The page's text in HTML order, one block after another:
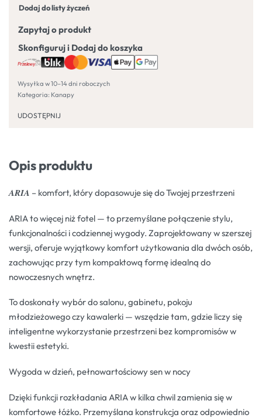
Dodaj do listy życzeń
Zapytaj o produkt
Skonfiguruj i Dodaj do koszyka
Wysyłka w 10–14 dni roboczych
Kategoria: Kanapy
UDOSTĘPNIJ
Opis produktu
𝑨𝑹𝑰𝑨 – komfort, który dopasowuje się do Twojej przestrzeni
ARIA to więcej niż fotel — to przemyślane połączenie stylu,
funkcjonalności i codziennej wygody. Zaprojektowany w szerszej
wersji, oferuje wyjątkowy komfort użytkowania dla dwóch osób,
zachowując przy tym kompaktową formę idealną do
nowoczesnych wnętrz.
To doskonały wybór do salonu, gabinetu, pokoju
młodzieżowego czy kawalerki — wszędzie tam, gdzie liczy się
inteligentne wykorzystanie przestrzeni bez kompromisów w
kwestii estetyki.
Wygoda w dzień, pełnowartościowy sen w nocy
Dzięki funkcji rozkładania ARIA w kilka chwil zamienia się w
komfortowe łóżko. Przemyślana konstrukcja oraz odpowiednio